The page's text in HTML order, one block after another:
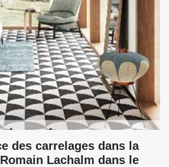
des carrelages dans la
Lachalm dans le